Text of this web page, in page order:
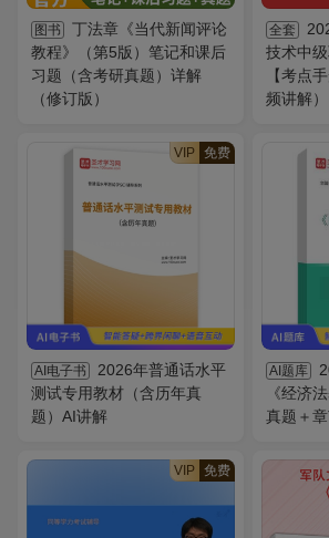
图书
丁法章《当代新闻评论
教程》（第5版）笔记和课后
习题（含考研真题）详解
（修订版）
全套
技术中
【考点
频讲解）
VIP 免费
AI电子书
2026年普通话水平
测试专用教材（含历年真
题）AI讲解
AI题库
《经济
真题＋
VIP 免费